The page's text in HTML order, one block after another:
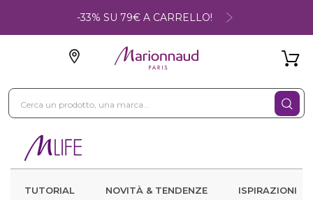
-33% SU 79€ A CARRELLO!
TUTORIAL NOVITÀ & TENDENZE ISPIRAZIONI